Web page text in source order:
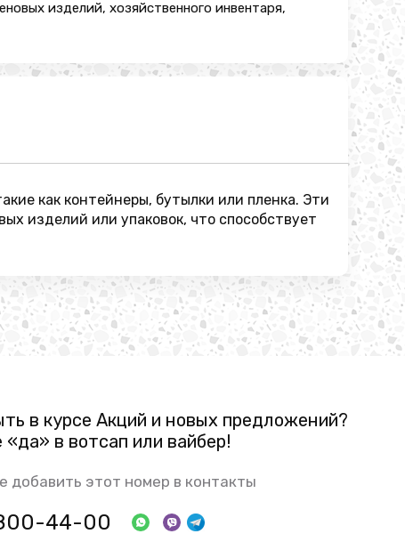
изделий, хозяйственного инвентаря,
как контейнеры, бутылки или пленка. Эти
изделий или упаковок, что способствует
в курсе Акций и новых предложений?
в вотсап или вайбер!
добавить этот номер в контакты
44-00